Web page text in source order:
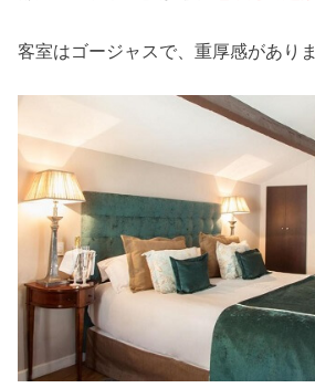
客室はゴージャスで、重厚感がありま